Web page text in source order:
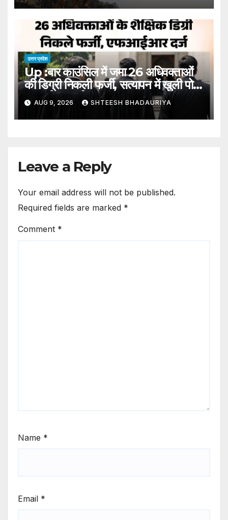
Different Tasks
उत्तर प्रदेश
Up :बार काउंसिल में जमा 26 अधिवक्ताओं
की डिग्री निकली फर्जी, सत्यापन में खुली पोल,
एफआईआर दर्ज – Degrees Of 26
Advocates Submitted To The
Bar Council Found To Be
AUG 9, 2026 SHTEESH BHADAURIYA
Leave a Reply
Your email address will not be published.
Required fields are marked *
Comment *
Name *
Email *